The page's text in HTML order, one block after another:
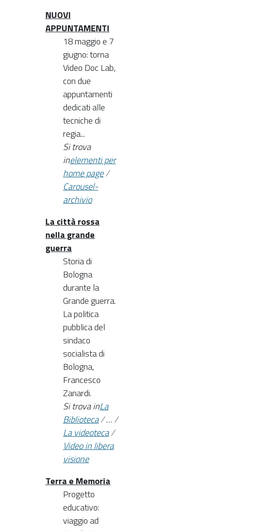
NUOVI
APPUNTAMENTI
18 maggio e 7
giugno: torna
Video Doc Lab,
con due
appuntamenti
dedicati alle
tecniche di
regia...
Si trova
inelementi per
home page/
Carousel-
archivio
La città rossa
nella grande
guerra
Storia di
Bologna
durante la
Grande guerra.
La politica
pubblica del
sindaco
socialista di
Bologna,
Francesco
Zanardi.
Si trova inLa
Biblioteca/… /
La videoteca/
Video in libera
visione
Terra e Memoria
Progetto
educativo:
viaggio ad